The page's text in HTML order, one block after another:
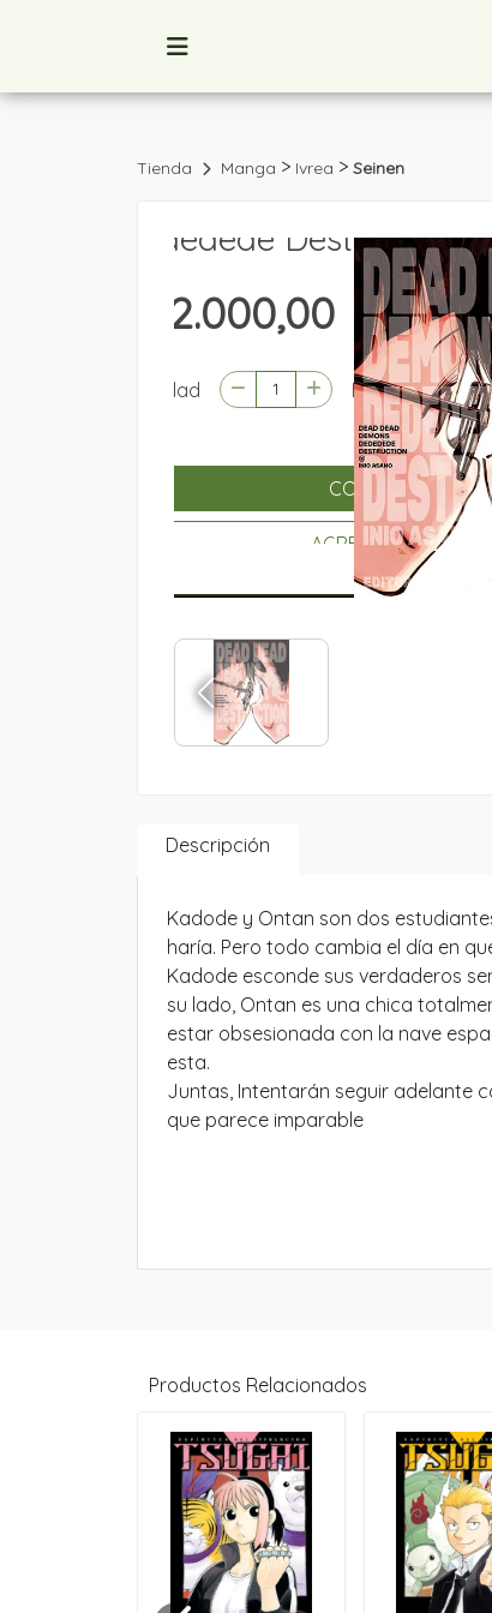
Tienda Manga > Ivrea > Seinen
Descripción
Kadode y Ontan son dos
haría. Pero todo cambia el día en
Kadode esconde sus verdaderos
su lado, Ontan es una chica
estar obsesionada con la nave
esta.
Juntas, Intentarán seguir adelante
que parece imparable
Productos Relacionados